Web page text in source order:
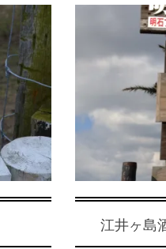
江井ヶ島